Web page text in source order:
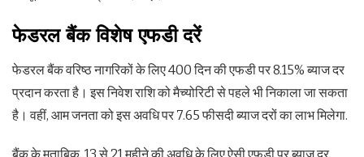
फेडरल बैंक विशेष एफडी दरें
फेडरल बैंक वरिष्ठ नागरिकों के लिए 400 दिन की एफडी पर 8.15% ब्याज दर
प्रदान करता है। इस निवेश राशि को मैच्योरिटी से पहले भी निकाला जा सकता
है। वहीं, आम जनता को इस अवधि पर 7.65 फीसदी ब्याज दरों का लाभ मिलेगा.